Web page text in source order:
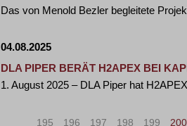
Das von Menold Bezler begleitete
04.08.2025
DLA PIPER BERÄT H2APEX BEI
1. August 2025 – DLA Piper hat
195 196 197 198 199 200